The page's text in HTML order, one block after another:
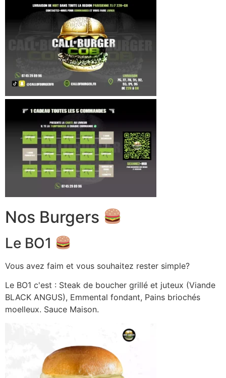
Nos Burgers
Le BO1
Vous avez faim et vous souhaitez rester simple?
Le BO1 c'est : Steak de boucher grillé et juteux (Viande
BLACK ANGUS), Emmental fondant, Pains briochés
moelleux. Sauce Maison.